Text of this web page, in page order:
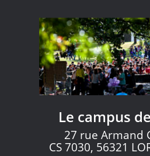
Le campus
27 rue Armand
CS 7030, 56321